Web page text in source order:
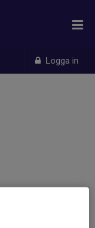
Logga in